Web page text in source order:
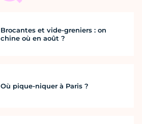
Brocantes et vide-greniers : on
chine où en août ?
Où pique-niquer à Paris ?